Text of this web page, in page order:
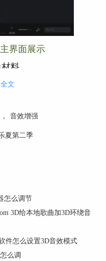
界面展示
料
接拖到图2下方所圈
添加歌曲选项卡。
级听力材料
文
， 音效增强
夏第二季
怎么调节
3D给本地歌曲加3D环绕音
件怎么设置3D音效模式
么调